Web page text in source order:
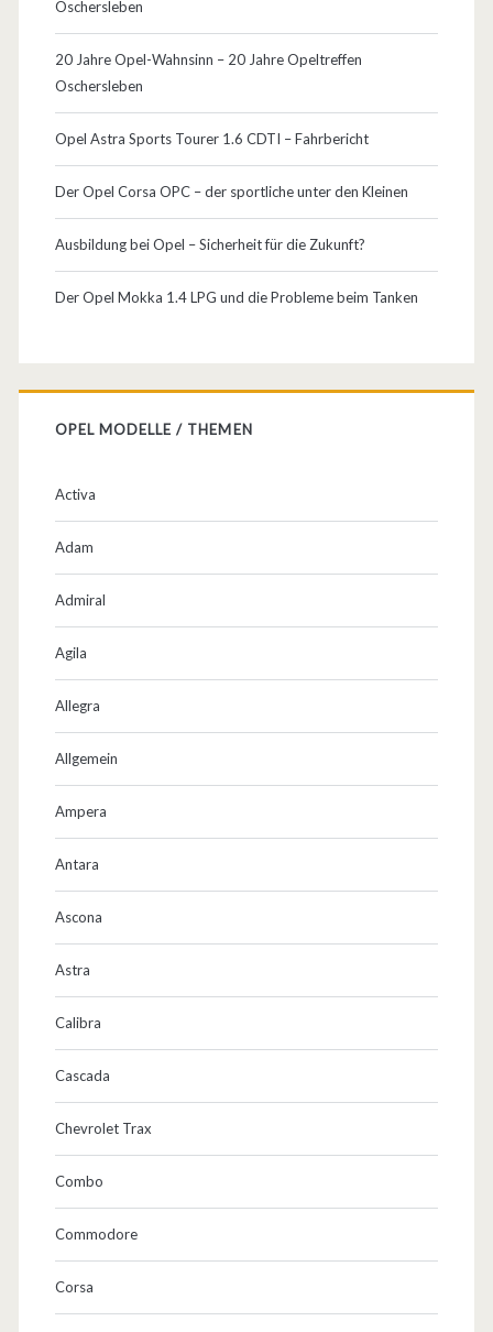
s
e
F
t
o
s
l
Oschersleben
20 Jahre Opel-Wahnsinn – 20 Jahre Opeltreffen
Oschersleben
Opel Astra Sports Tourer 1.6 CDTI – Fahrbericht
Der Opel Corsa OPC – der sportliche unter den Kleinen
Ausbildung bei Opel – Sicherheit für die Zukunft?
Der Opel Mokka 1.4 LPG und die Probleme beim Tanken
OPEL MODELLE / THEMEN
Activa
Adam
Admiral
Agila
Allegra
Allgemein
Ampera
Antara
Ascona
Astra
Calibra
Cascada
Chevrolet Trax
Combo
Commodore
Corsa